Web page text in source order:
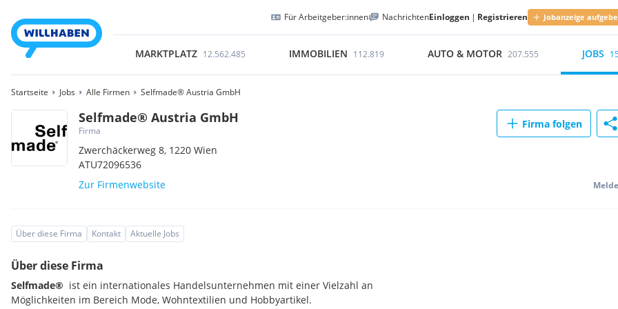
Für Arbeitgeber:innen NachrichtenEinloggen | Registrieren Jobanzeige
MARKTPLATZ 12.562.485 IMMOBILIEN 112.819 AUTO & MOTOR 207.555 JOBS
Startseite Jobs Alle Firmen Selfmade® Austria GmbH
Selfmade® Austria GmbH
Firma
Zwerchäckerweg 8, 1220Wien
ATU72096536
Zur Firmenwebsite
Firma folgen
Über diese Firma Kontakt Aktuelle Jobs
Über diese Firma
Selfmade® ist ein internationales Handelsunternehmen mit einer Vielzahl an
Möglichkeiten im Bereich Mode, Wohntextilien und Hobbyartikel.